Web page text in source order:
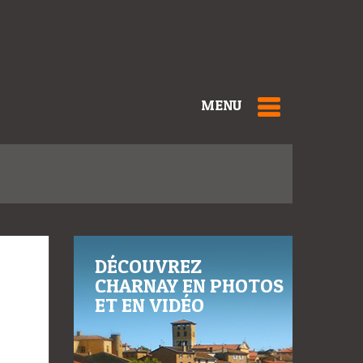
MENU
DÉCOUVREZ
CHARNAY EN PHOTOS
ET EN VIDÉO